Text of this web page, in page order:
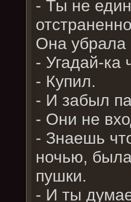
- Ты не
Она убрала
- Угадай-ка
- Купил.
- И забыл
- Они не
- Знаешь
ночью,
пушки.
- И ты